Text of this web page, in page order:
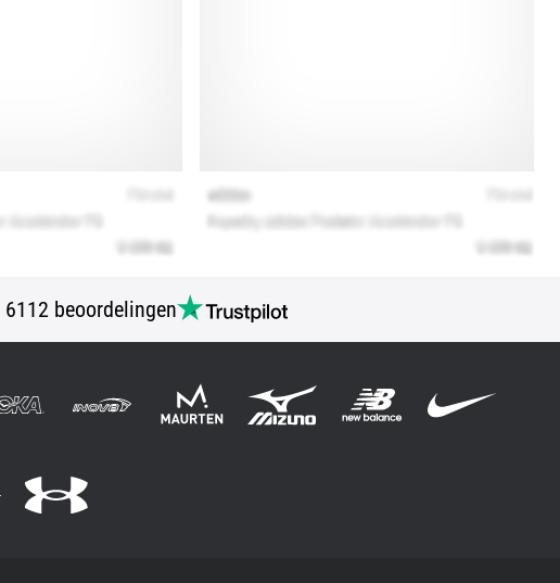
6112 beoordelingen